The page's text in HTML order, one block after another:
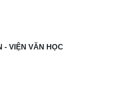
- VIỆN VĂN HỌC